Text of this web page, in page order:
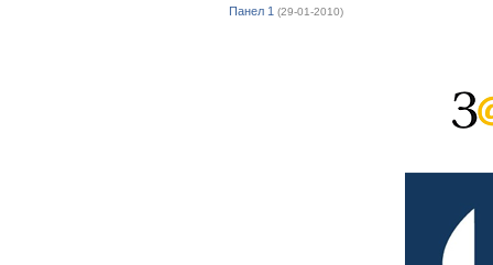
Панел 1 (29-01-2010)